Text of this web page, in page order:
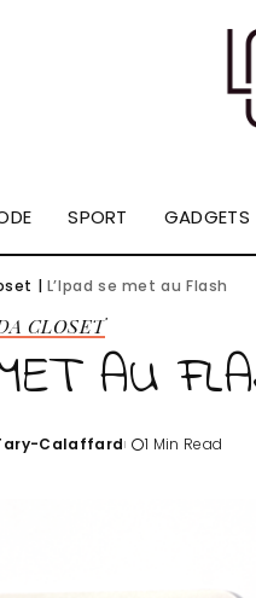
SPORT GADGETS
| L’Ipad se met au Flash
CLOSET
AU
Calaffard 1 Min Read